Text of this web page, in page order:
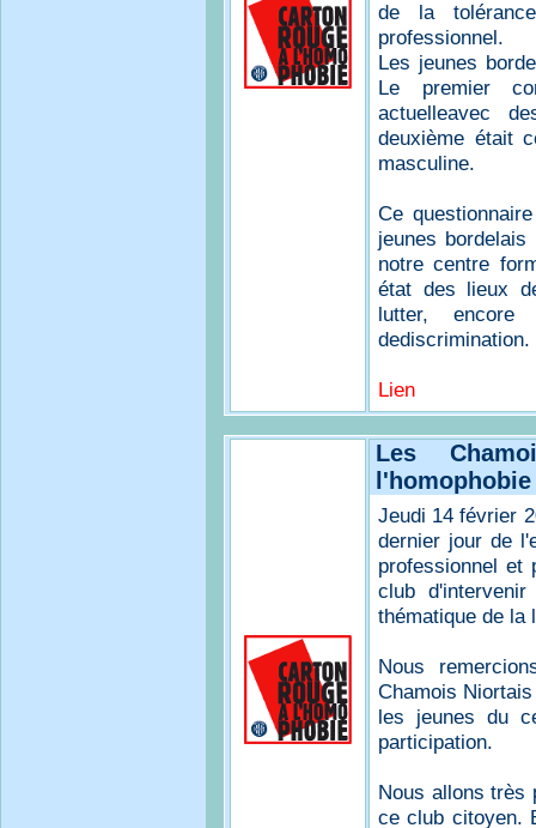
de la
professionnel.
Les jeunes
Le premier
actuelleavec
deuxième était
masculine.
Ce
jeunes
notre centre
état des lieux
lutter,
dediscrimination.
Lien
Les
l'homophobie
Jeudi 14 février
dernier jour de
professionnel et
club
thématique de la
Nous
Chamois
les jeunes du
participation.
Nous allons très
ce club citoyen.